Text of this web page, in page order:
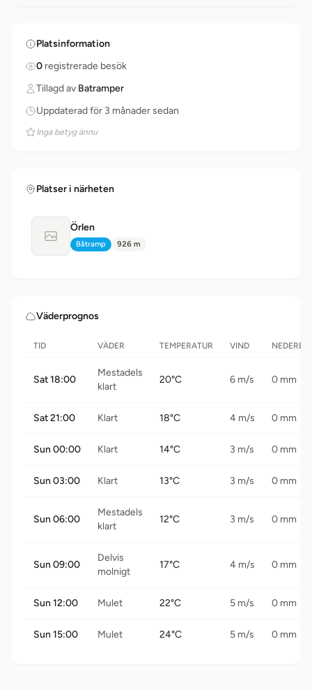
Platsinformation
0 registrerade besök
Tillagd av Batramper
Uppdaterad för 3 månader sedan
Inga betyg ännu
Platser i närheten
Ingen bild tillgänglig
Örlen
Typ:
Båtramp Avstånd:
926 m
Väderprognos
TID VÄDER TEMPERATUR VIND
Sat 18:00
Mestadels
klart
20°C 6 m/s 0 mm
Sat 21:00 Klart 18°C 4 m/s 0 mm
Sun 00:00 Klart 14°C 3 m/s 0 mm
Sun 03:00 Klart 13°C 3 m/s 0 mm
Sun 06:00
Mestadels
klart
12°C 3 m/s 0 mm
Sun 09:00
Delvis
molnigt
17°C 4 m/s 0 mm
Sun 12:00 Mulet 22°C 5 m/s 0 mm
Sun 15:00 Mulet 24°C 5 m/s 0 mm